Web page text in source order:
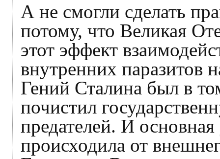
А не смогли сделать
потому, что Великая
этот эффект
внутренних паразитов
Гений Сталина был в
почистил
предателей. И
происходила от